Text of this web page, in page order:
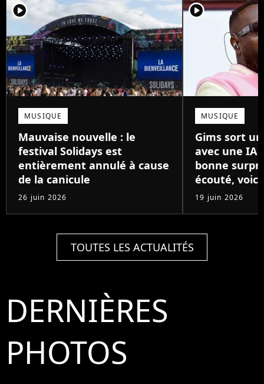
player2
MUSIQUE
Mauvaise nouvelle : le
festival Solidays est
entièrement annulé à cause
de la canicule
26 juin 2026
player2
MUSIQUE
Gims sort
avec une IA
bonne
écouté,
19 juin 2026
TOUTES LES ACTUALITÉS
DERNIÈRES
PHOTOS